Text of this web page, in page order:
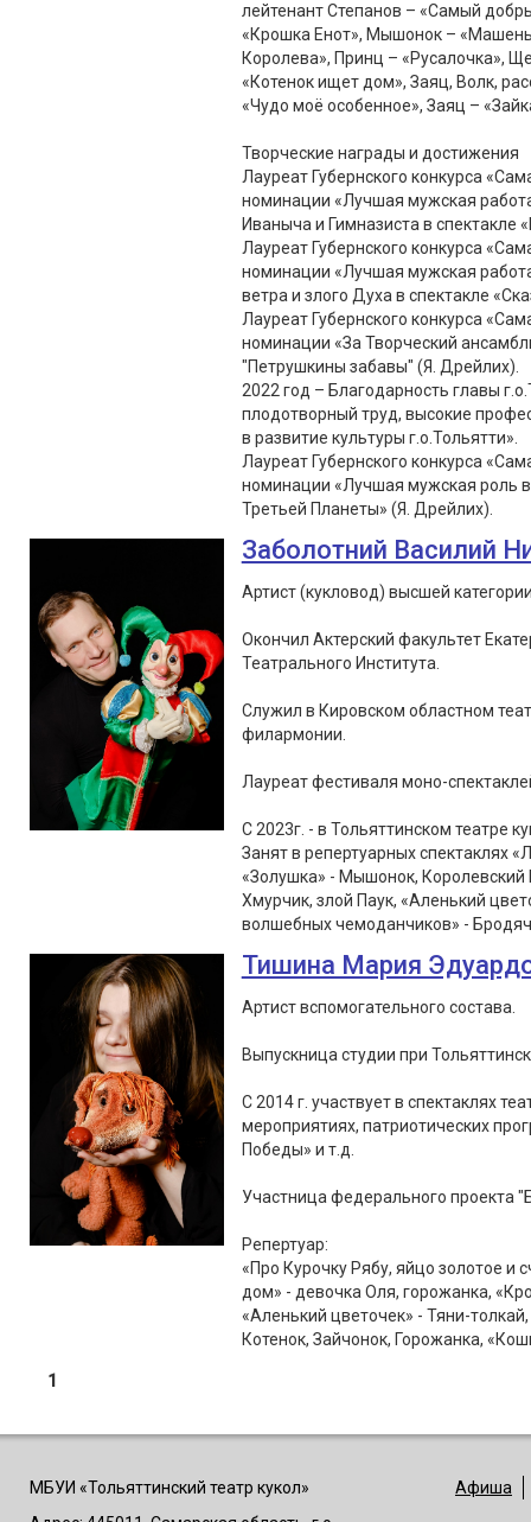
лейтенант Степанов – «Самый
«Крошка Енот», Мышонок –
Королева», Принц – «Русалочка»,
«Котенок ищет дом», Заяц, Волк,
«Чудо моё особенное», Заяц –
Творческие награды и достижения
Лауреат Губернского конкурса
номинации «Лучшая мужская
Иваныча и Гимназиста в спектакле
Лауреат Губернского конкурса
номинации «Лучшая мужская
ветра и злого Духа в спектакле
Лауреат Губернского конкурса
номинации «За Творческий
"Петрушкины забавы" (Я. Дрейлих).
2022 год – Благодарность главы
плодотворный труд, высокие
в развитие культуры г.о.Тольятти».
Лауреат Губернского конкурса
номинации «Лучшая мужская роль в
Третьей Планеты» (Я. Дрейлих).
Заболотний Василий
Артист (кукловод) высшей
Окончил Актерский факультет
Театрального Института.
Служил в Кировском областном
филармонии.
Лауреат фестиваля моно-
С 2023г. - в Тольяттинском театре
Занят в репертуарных спектаклях
«Золушка» - Мышонок,
Хмурчик, злой Паук, «Аленький
волшебных чемоданчиков» -
Тишина Мария
Артист вспомогательного состава.
Выпускница студии при
С 2014 г. участвует в спектаклях
мероприятиях, патриотических
Победы» и т.д.
Участница федерального проекта
Репертуар:
«Про Курочку Рябу, яйцо золотое и
дом» - девочка Оля, горожанка,
«Аленький цветочек» - Тяни-
Котенок, Зайчонок, Горожанка,
1
МБУИ «Тольяттинский театр кукол»
Афиша